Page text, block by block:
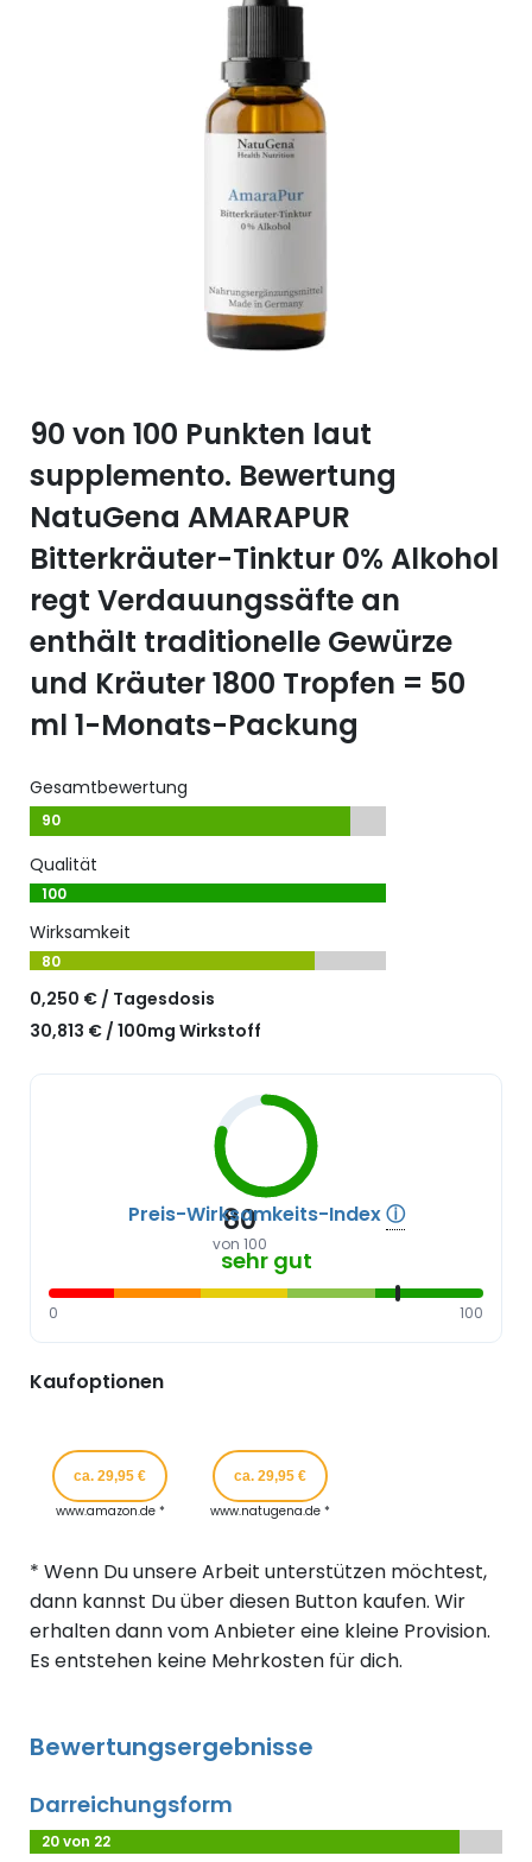
Selen (Se)
Silicium (Si)
Zink (Zn)
Vitamin B12
Vitamin C
Vitamin D
Vitamin Q (Q10)
90 von 100 Punkten laut
supplemento. Bewertung
NatuGena AMARAPUR
Bitterkräuter-Tinktur 0% Alkohol
regt Verdauungssäfte an
enthält traditionelle Gewürze
und Kräuter 1800 Tropfen = 50
ml 1-Monats-Packung
Gesamtbewertung
90
Qualität
100
Wirksamkeit
80
0,250 € / Tagesdosis
30,813 € / 100mg Wirkstoff
80
von 100
Preis-Wirksamkeits-Indexⓘ
sehr gut
0 100
Kaufoptionen
ca. 29,95 €
www.amazon.de *
ca. 29,95 €
www.natugena.de *
* Wenn Du unsere Arbeit unterstützen möchtest,
dann kannst Du über diesen Button kaufen. Wir
erhalten dann vom Anbieter eine kleine Provision.
Es entstehen keine Mehrkosten für dich.
Bewertungsergebnisse
Darreichungsform
20 von 22